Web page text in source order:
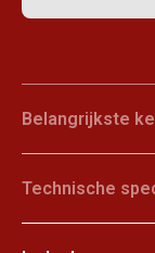
Belangrijkste
Technische